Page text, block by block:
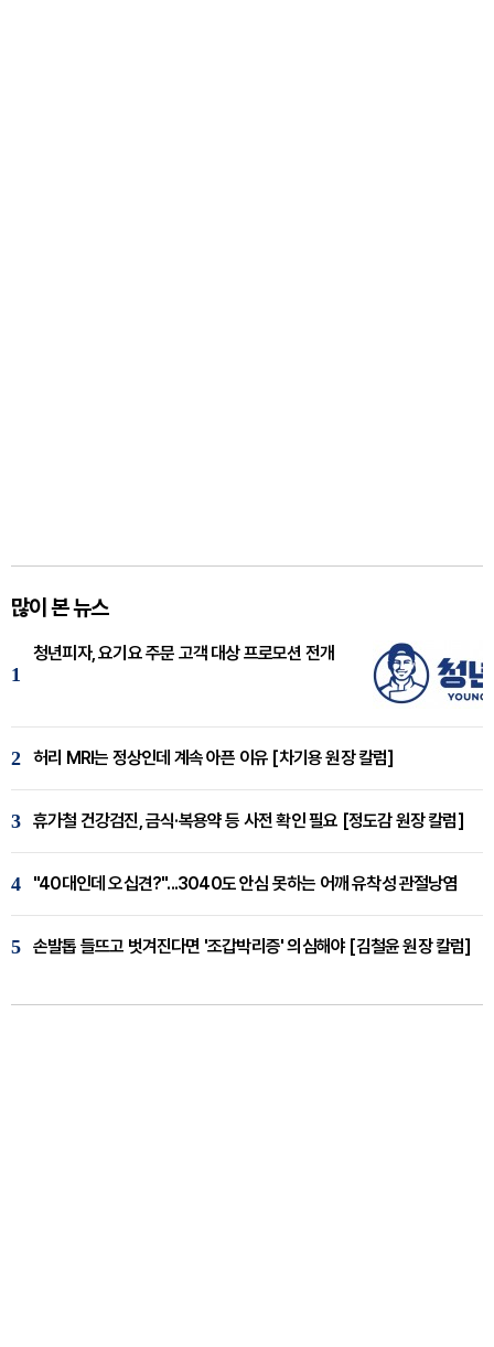
많이 본 뉴스
1
청년피자, 요기요 주문 고객 대상 프로모션 전개
2 허리 MRI는 정상인데 계속 아픈 이유 [차기용 원장 칼럼]
3 휴가철 건강검진, 금식·복용약 등 사전 확인 필요 [정도감 원장 칼럼]
4 "40대인데 오십견?"...3040도 안심 못하는 어깨 유착성 관절낭염
5 손발톱 들뜨고 벗겨진다면 '조갑박리증' 의심해야 [김철윤 원장 칼럼]